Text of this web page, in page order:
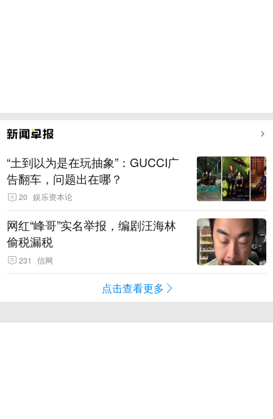
“土到以为是在玩抽象”：GUCCI广
告翻车，问题出在哪？
20 娱乐资本论
网红“峰哥”实名举报，编剧汪海林
偷税漏税
231 信网
点击查看更多